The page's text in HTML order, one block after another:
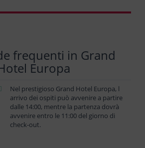
frequenti in Grand
Europa
Nel prestigioso Grand Hotel Europa, l
arrivo dei ospiti può avvenire a partire
dalle 14:00, mentre la partenza dovrà
avvenire entro le 11:00 del giorno di
check-out.